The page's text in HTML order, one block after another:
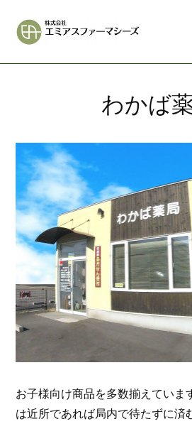
わかば
お子様向け商品を多数揃えていま
は近所であれば局内で待たずに済